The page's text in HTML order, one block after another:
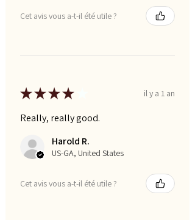
Cet avis vous a-t-il été utile ?
★★★★ il y a 1 an
Really, really good.
Harold R.
US-GA, United States
Cet avis vous a-t-il été utile ?